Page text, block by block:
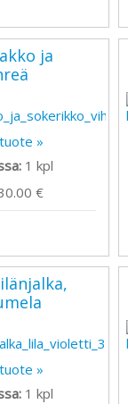
ja
»
1 kpl
€
»
1 kpl